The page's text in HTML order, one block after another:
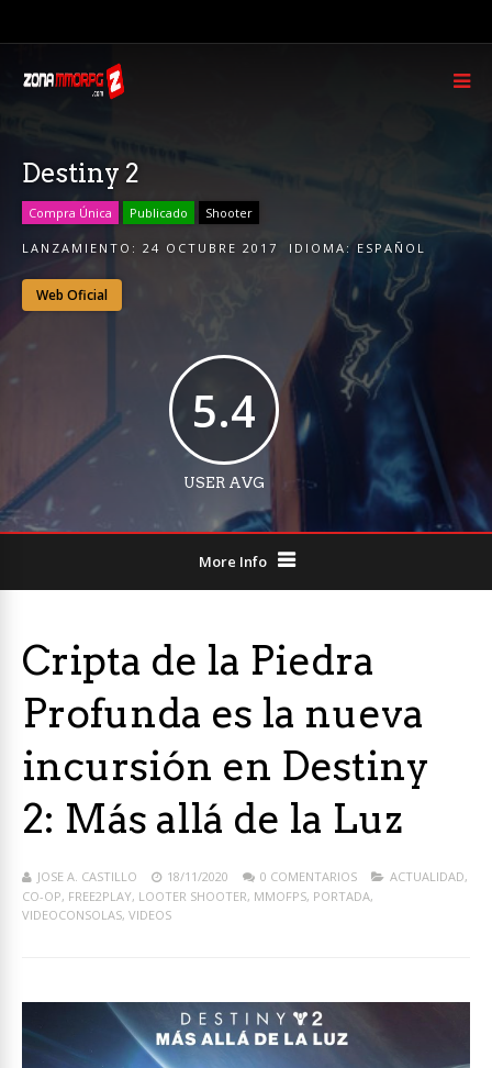
Destiny 2
Compra Única Publicado Shooter
LANZAMIENTO: 24 OCTUBRE 2017 IDIOMA: ESPAÑOL
Web Oficial
5.4
USER AVG
More Info
Cripta de la Piedra
Profunda es la nueva
incursión en Destiny
2: Más allá de la Luz
JOSE A. CASTILLO 18/11/2020 0 COMENTARIOS ACTUALIDAD,
CO-OP, FREE2PLAY, LOOTER SHOOTER, MMOFPS, PORTADA,
VIDEOCONSOLAS, VIDEOS